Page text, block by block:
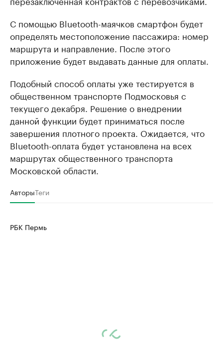
С помощью Bluetooth-маячков смартфон будет
определять местоположение пассажира: номер
маршрута и направление. После этого
приложение будет выдавать данные для оплаты.
Подобный способ оплаты уже тестируется в
общественном транспорте Подмосковья с
текущего декабря. Решение о внедрении
данной функции будет приниматься после
завершения плотного проекта. Ожидается, что
Bluetooth-оплата будет установлена на всех
маршрутах общественного транспорта
Московской области.
АвторыТеги
РБК Пермь